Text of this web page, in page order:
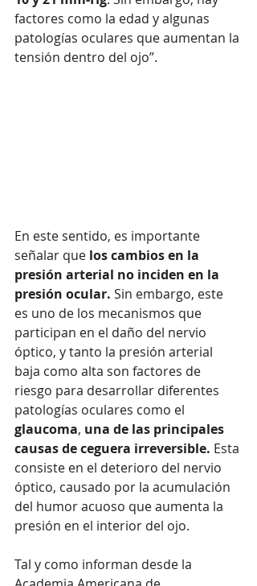
factores como la edad y algunas
patologías oculares que aumentan la
tensión dentro del ojo”.
En este sentido, es importante
señalar que los cambios en la
presión arterial no inciden en la
presión ocular. Sin embargo, este
es uno de los mecanismos que
participan en el daño del nervio
óptico, y tanto la presión arterial
baja como alta son factores de
riesgo para desarrollar diferentes
patologías oculares como el
glaucoma, una de las principales
causas de ceguera irreversible. Esta
consiste en el deterioro del nervio
óptico, causado por la acumulación
del humor acuoso que aumenta la
presión en el interior del ojo.
Tal y como informan desde la